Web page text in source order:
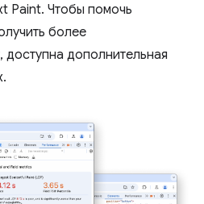
Paint. Чтобы помочь
более
дополнительная